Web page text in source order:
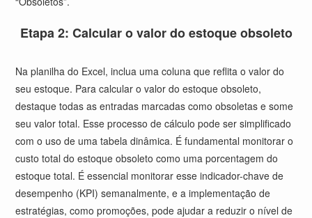
Etapa 2: Calcular o valor do estoque obsoleto
Na planilha do Excel, inclua uma coluna que reflita o valor do
seu estoque. Para calcular o valor do estoque obsoleto,
destaque todas as entradas marcadas como obsoletas e some
seu valor total. Esse processo de cálculo pode ser simplificado
com o uso de uma tabela dinâmica. É fundamental monitorar o
custo total do estoque obsoleto como uma porcentagem do
estoque total. É essencial monitorar esse indicador-chave de
desempenho (KPI) semanalmente, e a implementação de
estratégias, como promoções, pode ajudar a reduzir o nível de